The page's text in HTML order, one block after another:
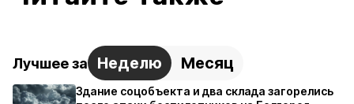
Лучшее за Неделю Месяц
Здание соцобъекта и два склада загорелись